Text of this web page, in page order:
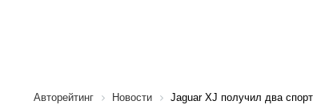
Авторейтинг Новости Jaguar XJ получил два